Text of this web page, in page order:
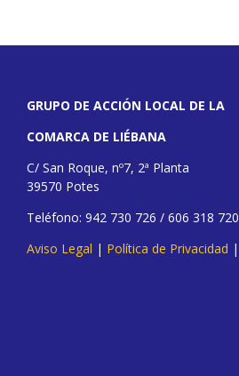
GRUPO DE ACCIÓN LOCAL DE LA
COMARCA DE LIÉBANA
C/ San Roque, nº7, 2ª Planta
39570 Potes
Teléfono: 942 730 726 / 606 318 720
Aviso Legal | Política de Privacidad |